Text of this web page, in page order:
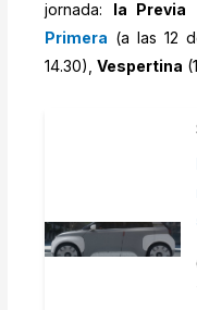
jornada: la Previa
Primera (a las 12
14.30),Vespertina